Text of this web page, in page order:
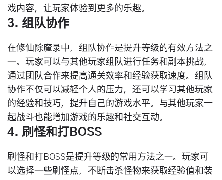
戏内容，让玩家体验到更多的乐趣。
3. 组队协作
在修仙除魔录中，组队协作是提升等级的有效方法之
一。玩家可以与其他玩家组队进行任务和副本挑战，
通过团队合作来提高通关效率和经验获取速度。组队
协作不仅可以减轻个人的压力，还可以学习其他玩家
的经验和技巧，提升自己的游戏水平。与其他玩家一
起战斗也能增加游戏的乐趣和社交互动。
4. 刷怪和打BOSS
刷怪和打BOSS是提升等级的常用方法之一。玩家可
以选择一些刷怪点，不断击杀怪物来获取经验值和装